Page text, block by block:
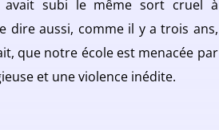
subi le même sort cruel à
dire aussi, comme il y a trois ans,
que notre école est menacée par
et une violence inédite.